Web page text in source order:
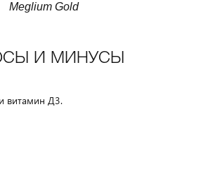
Meglium Gold
И МИНУСЫ
витамин Д3.